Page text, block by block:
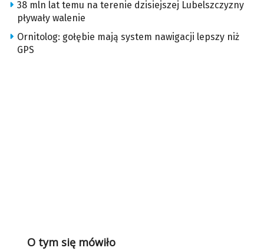
38 mln lat temu na terenie dzisiejszej Lubelszczyzny
pływały walenie
Ornitolog: gołębie mają system nawigacji lepszy niż
GPS
O tym się mówiło